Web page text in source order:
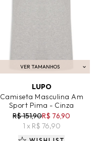
VER TAMANHOS
ADICIONAR AO CARRINHO
LUPO
Camiseta Masculina Am
Sport Pima - Cinza
R$ 151,90R$ 76,90
1 x R$ 76,90